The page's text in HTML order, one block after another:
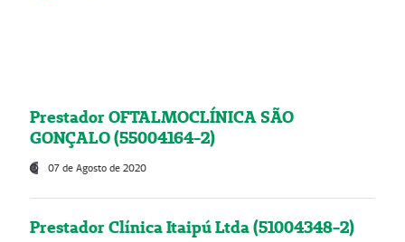
Prestador OFTALMOCLÍNICA SÃO
GONÇALO (55004164-2)
07 de Agosto de 2020
Prestador Clínica Itaipú Ltda (51004348-2)